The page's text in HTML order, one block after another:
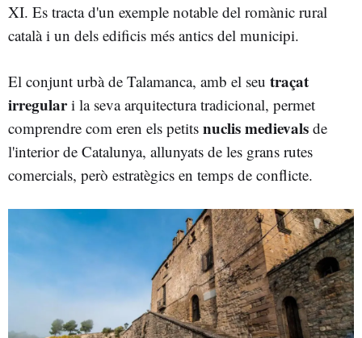
XI. Es tracta d'un exemple notable del romànic rural
català i un dels edificis més antics del municipi.
El conjunt urbà de Talamanca, amb el seu traçat
irregulari la seva arquitectura tradicional, permet
comprendre com eren els petits nuclis medievals de
l'interior de Catalunya, allunyats de les grans rutes
comercials, però estratègics en temps de conflicte.